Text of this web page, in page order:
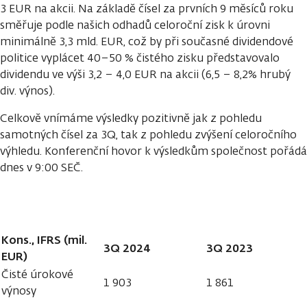
3 EUR na akcii. Na základě čísel za prvních 9 měsíců roku
směřuje podle našich odhadů celoroční zisk k úrovni
minimálně 3,3 mld. EUR, což by při současné dividendové
politice vyplácet 40–50 % čistého zisku představovalo
dividendu ve výši 3,2 – 4,0 EUR na akcii (6,5 – 8,2% hrubý
div. výnos).
Celkově vnímáme výsledky pozitivně jak z pohledu
samotných čísel za 3Q, tak z pohledu zvýšení celoročního
výhledu. Konferenční hovor k výsledkům společnost pořádá
dnes v 9:00 SEČ.
Kons., IFRS (mil.
EUR)
3Q 2024 3Q 2023
Čisté úrokové
výnosy
1 903
1 861